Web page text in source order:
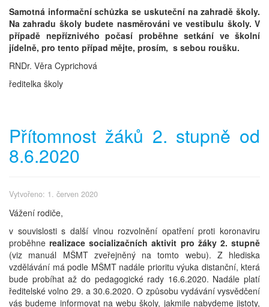
Samotná informační schůzka se uskuteční na zahradě školy.
Na zahradu školy budete nasměrováni ve vestibulu školy. V
případě nepříznivého počasí proběhne setkání ve školní
jídelně, pro tento případ mějte, prosím, s sebou roušku.
RNDr. Věra Cyprichová
ředitelka školy
Přítomnost žáků 2. stupně od
8.6.2020
Vytvořeno: 1. červen 2020
Vážení rodiče,
v souvislosti s další vlnou rozvolnění opatření proti koronaviru
proběhnerealizace socializačních aktivit pro žáky 2. stupně
(viz manuál MŠMT zveřejněný na tomto webu). Z hlediska
vzdělávání má podle MŠMT nadále prioritu výuka distanční, která
bude probíhat až do pedagogické rady 16.6.2020. Nadále platí
ředitelské volno 29. a 30.6.2020. O způsobu vydávání vysvědčení
vás budeme informovat na webu školy, jakmile nabydeme jistoty,